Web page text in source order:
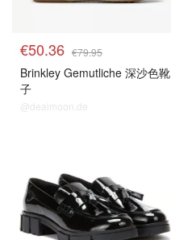
€50.36 €79.95
Brinkley Gemutliche 深沙色靴
子
@dealmoon.de